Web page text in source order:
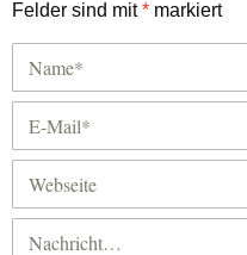
Felder sind mit* markiert